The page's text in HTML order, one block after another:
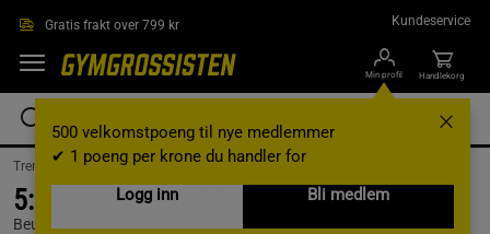
Gratis frakt over 799 kr Kundeservice
Min profil
500 velkomstpoeng til nye medlemmer
✔ 1 poeng per krone du handler for
Logg inn
Bli medlem
Handlekorg
Treningsutstyr & tilbehør /Elektronikk /Person- og kjøkkenvekt
5:2 Kjøkkenvekt DS 61
Beurer